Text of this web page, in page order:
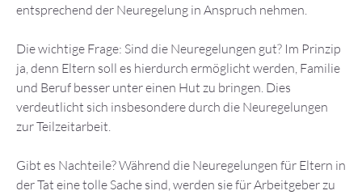
entsprechend der Neuregelung in Anspruch nehmen.
Die wichtige Frage: Sind die Neuregelungen gut? Im Prinzip
ja, denn Eltern soll es hierdurch ermöglicht werden, Familie
und Beruf besser unter einen Hut zu bringen. Dies
verdeutlicht sich insbesondere durch die Neuregelungen
zur Teilzeitarbeit.
Gibt es Nachteile? Während die Neuregelungen für Eltern in
der Tat eine tolle Sache sind, werden sie für Arbeitgeber zu